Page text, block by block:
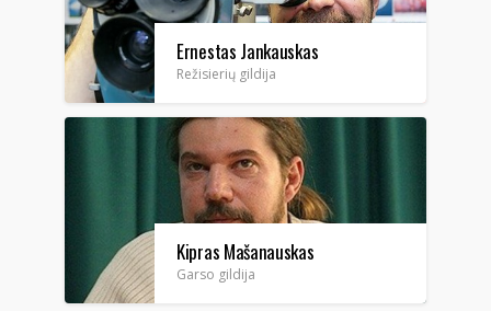
Ernestas Jankauskas
Režisierių gildija
Kipras Mašanauskas
Garso gildija